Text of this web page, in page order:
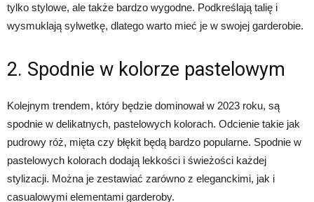
tylko stylowe, ale także bardzo wygodne. Podkreślają talię i
wysmuklają sylwetkę, dlatego warto mieć je w swojej garderobie.
2. Spodnie w kolorze pastelowym
Kolejnym trendem, który będzie dominował w 2023 roku, są
spodnie w delikatnych, pastelowych kolorach. Odcienie takie jak
pudrowy róż, mięta czy błękit będą bardzo popularne. Spodnie w
pastelowych kolorach dodają lekkości i świeżości każdej
stylizacji. Można je zestawiać zarówno z eleganckimi, jak i
casualowymi elementami garderoby.